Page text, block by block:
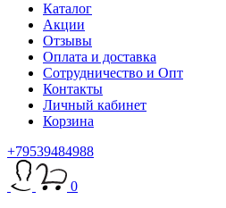
Каталог
Акции
Отзывы
Оплата и доставка
Сотрудничество и Опт
Контакты
Личный кабинет
Корзина
+79539484988
0